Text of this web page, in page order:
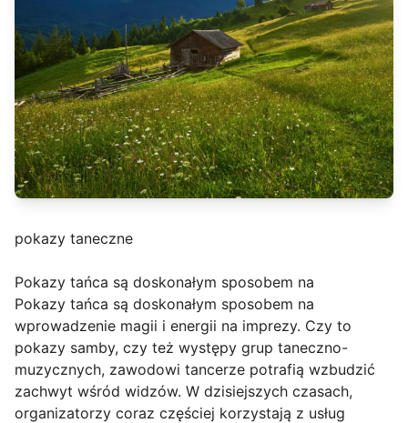
pokazy taneczne
Pokazy tańca są doskonałym sposobem na
Pokazy tańca są doskonałym sposobem na
wprowadzenie magii i energii na imprezy. Czy to
pokazy samby, czy też występy grup taneczno-
muzycznych, zawodowi tancerze potrafią wzbudzić
zachwyt wśród widzów. W dzisiejszych czasach,
organizatorzy coraz częściej korzystają z usług